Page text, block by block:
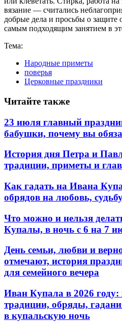
вязание — считались
добрые дела и просьбы о защите
самым подходящим занятием в
Тема:
Народные приметы
поверья
Церковные праздники
Читайте также
23 июля главный
бабушки, почему вы
История дня Петра и
традиции, приметы и
Как гадать на Ивана
обрядов на любовь,
Что можно и нельзя
Купалы, в ночь с 6 на 7
День семьи, любви и
отмечают, история
для семейного вечера
Иван Купала в 2026 году:
традиции, обряды,
в купальскую ночь